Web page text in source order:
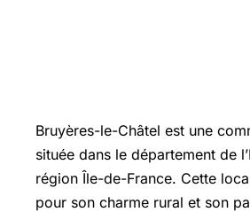
Bruyères-le-Châtel est une
située dans le département de
région Île-de-France. Cette
pour son charme rural et son